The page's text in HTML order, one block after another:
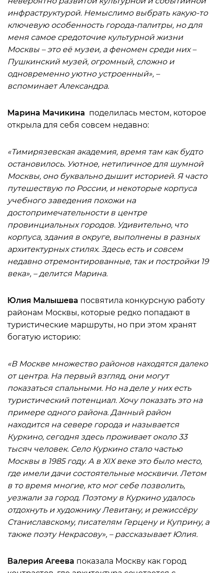
инфраструктурой. Немыслимо выбрать какую-то
ключевую особенность города-палитры, но для
меня самое средоточие культурной жизни
Москвы – это её музеи, а феномен среди них –
Пушкинский музей, огромный, сложно и
одновременно уютно устроенный», –
вспоминает Александра.
Марина Мачикина поделилась местом, которое
открыла для себя совсем недавно:
«Тимирязевская академия, время там как будто
остановилось. Уютное, нетипичное для шумной
Москвы, оно буквально дышит историей. Я часто
путешествую по России, и некоторые корпуса
учебного заведения похожи на
достопримечательности в центре
провинциальных городов. Удивительно, что
корпуса, здания в округе, выполнены в разных
архитектурных стилях. Здесь есть и совсем
недавно отремонтированные, так и постройки 19
века», – делится Марина.
Юлия Малышева посвятила конкурсную работу
районам Москвы, которые редко попадают в
туристические маршруты, но при этом хранят
богатую историю:
«В Москве множество районов находятся далеко
от центра. На первый взгляд, они могут
показаться спальными. Но на деле у них есть
туристический потенциал. Хочу показать это на
примере одного района. Данный район
находится на севере города и называется
Куркино, сегодня здесь проживает около 33
тысяч человек. Село Куркино стало частью
Москвы в 1985 году. А в XIX веке это было место,
где имели дачи состоятельные москвичи. Летом
в то время многие, кто мог себе позволить,
уезжали за город. Поэтому в Куркино удалось
отдохнуть и художнику Левитану, и режиссёру
Станиславскому, писателям Герцену и Куприну, а
также поэту Некрасову», – рассказывает Юлия.
Валерия Агеева показала Москву как город